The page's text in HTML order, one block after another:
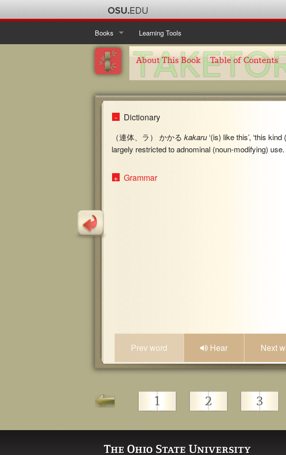
Books
Ise MonogatariTable of Contents
About This Book
Kanajo Table of Contents
About This Book
Taketori MonogatariTable of Contents
About This Book
Tosa Nikki Table of Contents
About This Book
Learning Tools
About This Book Table of Contents
Dictionary
（連体、ラ） かかる kakaru ‘(is) like this’, ‘this
largely restricted to adnominal (noun-modifying)
Grammar
Prev word Hear Next
1 2 3